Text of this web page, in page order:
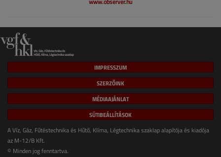
www.observer.hu
IMPRESSZUM
SZERZŐINK
MÉDIAAJÁNLAT
SÜTIBEÁLLÍTÁSOK
A Víz, Gáz, Fűtéstechnika és Hűtő, Klíma, Légtechnika szaklap alapítója és kiadója
az M-12/B Kft.
© Minden jog fenntartva.